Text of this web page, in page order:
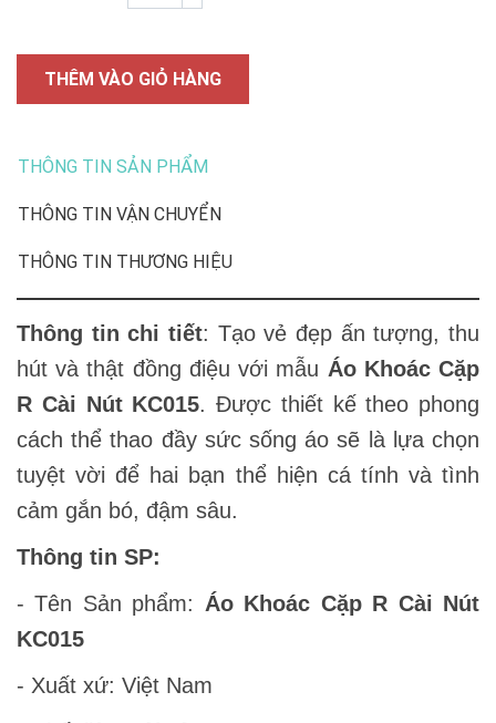
THÊM VÀO GIỎ HÀNG
THÔNG TIN SẢN PHẨM
THÔNG TIN VẬN CHUYỂN
THÔNG TIN THƯƠNG HIỆU
Thông tin chi tiết: Tạo vẻ đẹp ấn tượng, thu
hút và thật đồng điệu với mẫu Áo Khoác Cặp
R Cài Nút KC015. Được thiết kế theo phong
cách thể thao đầy sức sống áo sẽ là lựa chọn
tuyệt vời để hai bạn thể hiện cá tính và tình
cảm gắn bó, đậm sâu.
Thông tin SP:
- Tên Sản phẩm: Áo Khoác Cặp R Cài Nút
KC015
- Xuất xứ: Việt Nam